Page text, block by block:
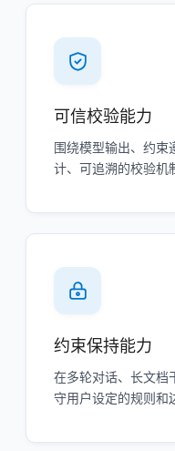
可信校验能力
围绕模型输出、约束
计、可追溯的校验机
约束保持能力
在多轮对话、长文档
守用户设定的规则和